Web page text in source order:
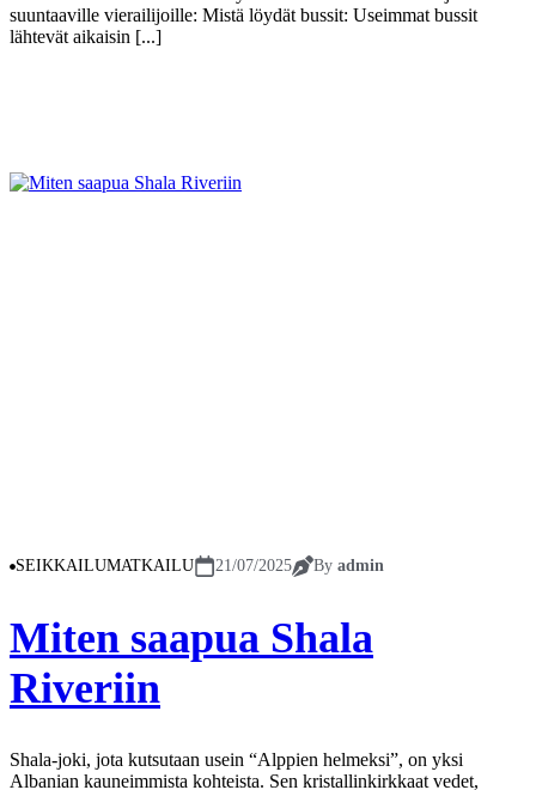
suuntaaville vierailijoille: Mistä löydät bussit: Useimmat bussit
lähtevät aikaisin [...]
SEIKKAILUMATKAILU 21/07/2025 By admin
Miten saapua Shala
Riveriin
Shala-joki, jota kutsutaan usein “Alppien helmeksi”, on yksi
Albanian kauneimmista kohteista. Sen kristallinkirkkaat vedet,